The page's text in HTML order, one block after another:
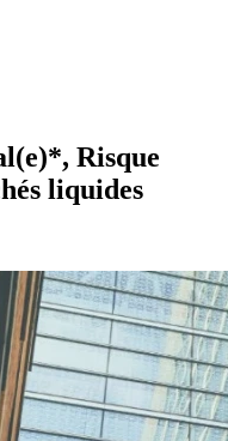
Risque
liquides